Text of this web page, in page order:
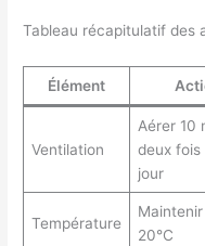
Tableau récapitulatif des
Élément
Ventilation
Aérer 10
deux fois
jour
Température
Maintenir
20°C